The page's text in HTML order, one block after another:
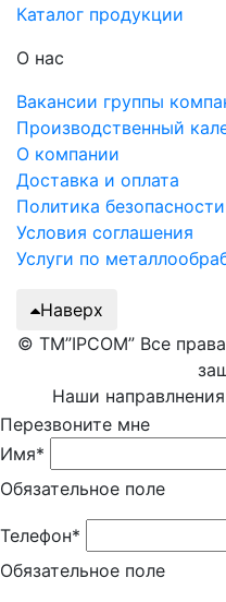
Каталог продукции
О нас
Вакансии группы
Производственный
О компании
Доставка и оплата
Политика безопасности
Условия соглашения
Услуги по
Наверх
© ТМ”IPCOM” Все
Наши направлнения
Перезвоните мне
Имя*
Обязательное поле
Телефон*
Обязательное поле